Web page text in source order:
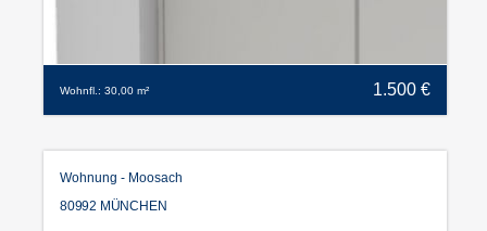
Wohnfl.: 30,00 m² 1.500 €
Wohnung - Moosach
80992 MÜNCHEN